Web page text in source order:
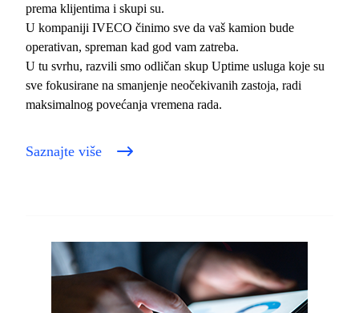
prema klijentima i skupi su.
U kompaniji IVECO činimo sve da vaš kamion bude
operativan, spreman kad god vam zatreba.
U tu svrhu, razvili smo odličan skup Uptime usluga koje su
sve fokusirane na smanjenje neočekivanih zastoja, radi
maksimalnog povećanja vremena rada.
Saznajte više